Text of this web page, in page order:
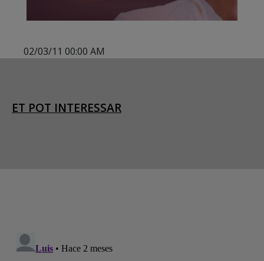
02/03/11 00:00 AM
ET POT INTERESSAR